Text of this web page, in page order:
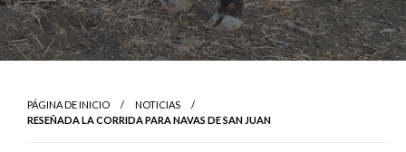
PÁGINA DE INICIO
NOTICIAS
RESEÑADA LA CORRIDA PARA NAVAS DE SAN JUAN